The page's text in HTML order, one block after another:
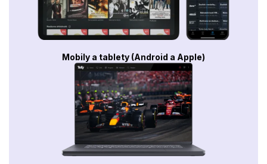
Mobily a tablety (Android a Apple)